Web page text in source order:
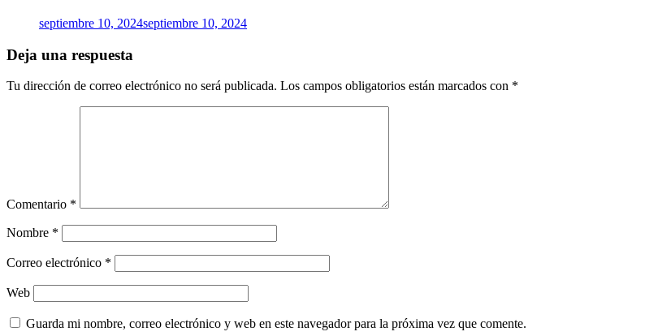
septiembre 10, 2024septiembre 10, 2024
Deja una respuesta
Tu dirección de correo electrónico no será publicada. Los campos obligatorios están marcados con *
Comentario *
Nombre *
Correo electrónico *
Web
Guarda mi nombre, correo electrónico y web en este navegador para la próxima vez que comente.